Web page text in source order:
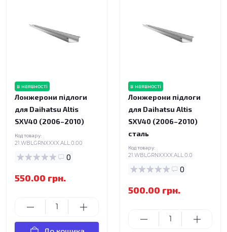
в наявності
Лонжерони підлоги
для Daihatsu Altis
SXV40 (2006–2010)
Код товару:
21.WBLGRNXXXX.ALL.0.00
0
550.00 грн.
в наявності
Лонжерони підлоги
для Daihatsu Altis
SXV40 (2006–2010)
сталь
Код товару:
21.WBLGRNXXXX.ALL.0.0
0
500.00 грн.